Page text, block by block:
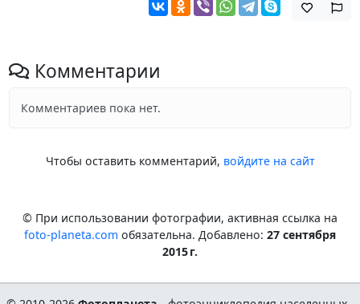
Комментарии
Комментариев пока нет.
Чтобы оставить комментарий, войдите на сайт
© При использовании фотографии, активная ссылка на
foto-planeta.com обязательна. Добавлено: 27 сентября
2015 г.